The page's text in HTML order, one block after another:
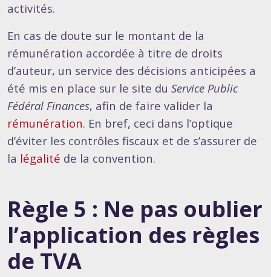
activités.
En cas de doute sur le montant de la
rémunération accordée à titre de droits
d’auteur, un service des décisions anticipées a
été mis en place sur le site du Service Public
Fédéral Finances, afin de faire valider la
rémunération. En bref, ceci dans l’optique
d’éviter les contrôles fiscaux et de s’assurer de
la légalité de la convention.
Règle 5 : Ne pas oublier
l’application des règles
de TVA